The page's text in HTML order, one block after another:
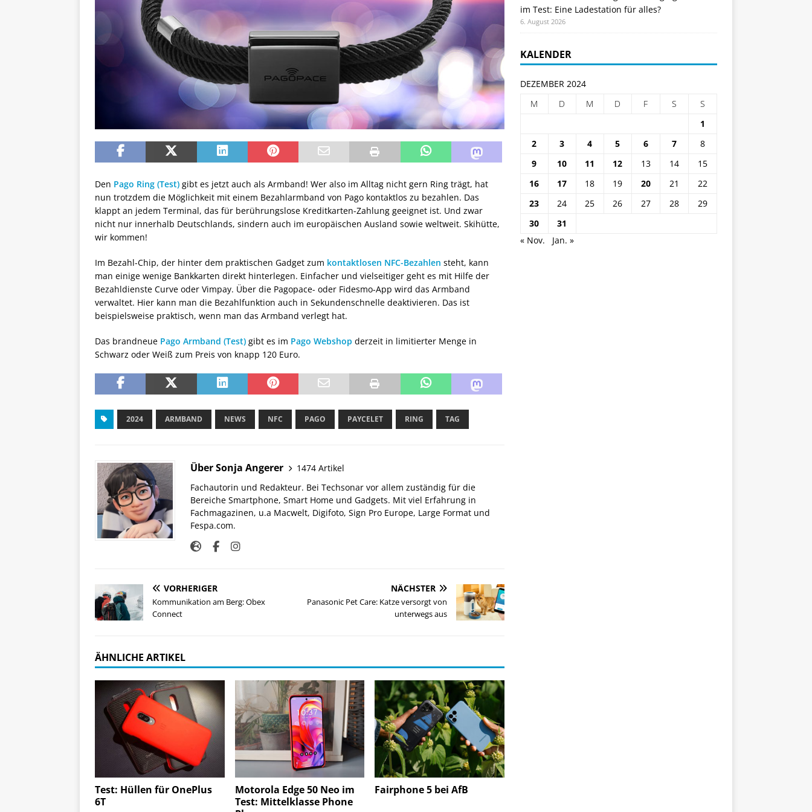
Den Pago Ring (Test) gibt es jetzt auch als Armband! Wer also im Alltag nicht gern Ring trägt, hat
nun trotzdem die Möglichkeit mit einem Bezahlarmband von Pago kontaktlos zu bezahlen. Das
klappt an jedem Terminal, das für berührungslose Kreditkarten-Zahlung geeignet ist. Und zwar
nicht nur innerhalb Deutschlands, sindern auch im europäischen Ausland sowie weltweit. Skihütte,
wir kommen!
Im Bezahl-Chip, der hinter dem praktischen Gadget zum kontaktlosen NFC-Bezahlen steht, kann
man einige wenige Bankkarten direkt hinterlegen. Einfacher und vielseitiger geht es mit Hilfe der
Bezahldienste Curve oder Vimpay. Über die Pagopace- oder Fidesmo-App wird das Armband
verwaltet. Hier kann man die Bezahlfunktion auch in Sekundenschnelle deaktivieren. Das ist
beispielsweise praktisch, wenn man das Armband verlegt hat.
Das brandneue Pago Armband (Test) gibt es im Pago Webshop derzeit in limitierter Menge in
Schwarz oder Weiß zum Preis von knapp 120 Euro.
2024 ARMBAND NEWS NFC PAGO PAYCELET RING TAG
Über Sonja Angerer
1474 Artikel
Fachautorin und Redakteur. Bei Techsonar vor allem zuständig für die
Bereiche Smartphone, Smart Home und Gadgets. Mit viel Erfahrung in
Fachmagazinen, u.a Macwelt, Digifoto, Sign Pro Europe, Large Format und
Fespa.com.
VORHERIGER
Kommunikation am Berg: Obex
Connect
NÄCHSTER
Panasonic Pet Care: Katze versorgt von
unterwegs aus
ÄHNLICHE ARTIKEL
Test: Hüllen für OnePlus
6T
Motorola Edge 50 Neo im
Test: Mittelklasse Phone
Fairphone 5 bei AfB
im Test: Eine Ladestation für alles?
6. August 2026
KALENDER
DEZEMBER 2024
M
D M D F S
S
1
2
3 4 5 6 7
8
9
10 11 12 13 14
15
16
17 18 19 20 21
22
23
24 25 26 27 28
29
30
31
« Nov.
Jan. »